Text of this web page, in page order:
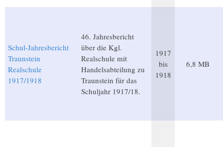
Schul-Jahresbericht
Traunstein
Realschule
1917/1918
46. Jahresbericht
über die Kgl.
Realschule mit
Handelsabteilung zu
Traunstein für das
Schuljahr 1917/18.
1917
bis
1918
6,8 MB